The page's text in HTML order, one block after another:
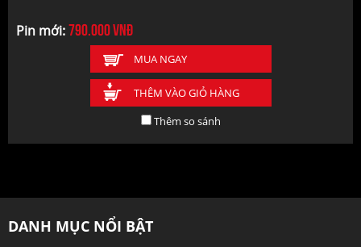
Pin mới:790.000vnđ
MUA NGAY
THÊM VÀO GIỎ HÀNG
Thêm so sánh
DANH MỤC NỔI BẬT